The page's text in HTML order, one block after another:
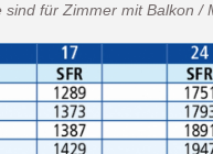
sind für Zimmer mit Balkon /